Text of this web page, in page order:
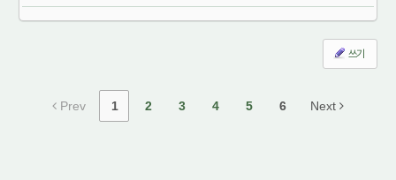
쓰기
Prev 1 2 3 4 5 6 Next